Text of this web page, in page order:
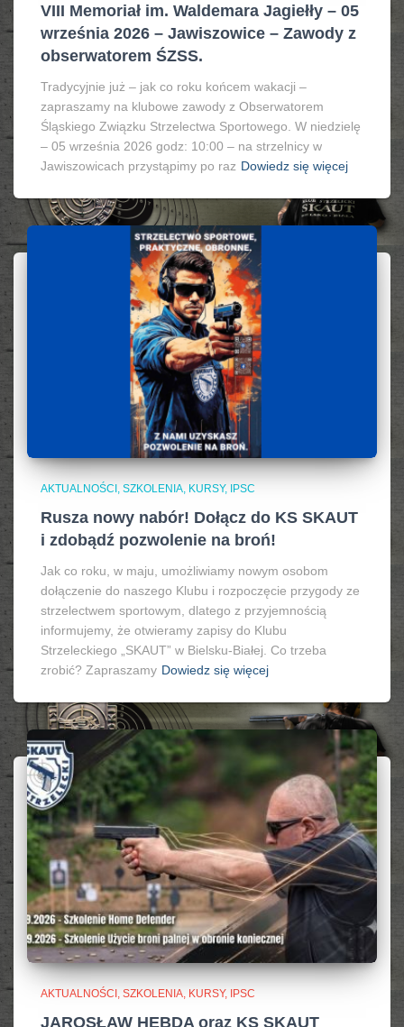
VIII Memoriał im. Waldemara Jagiełły – 05
września 2026 – Jawiszowice – Zawody z
obserwatorem ŚZSS.
Tradycyjnie już – jak co roku końcem wakacji –
zapraszamy na klubowe zawody z Obserwatorem
Śląskiego Związku Strzelectwa Sportowego. W niedzielę
– 05 września 2026 godz: 10:00 – na strzelnicy w
Jawiszowicach przystąpimy po raz Dowiedz się więcej
AKTUALNOŚCI, SZKOLENIA, KURSY, IPSC
Rusza nowy nabór! Dołącz do KS SKAUT
i zdobądź pozwolenie na broń!
Jak co roku, w maju, umożliwiamy nowym osobom
dołączenie do naszego Klubu i rozpoczęcie przygody ze
strzelectwem sportowym, dlatego z przyjemnością
informujemy, że otwieramy zapisy do Klubu
Strzeleckiego „SKAUT” w Bielsku-Białej. Co trzeba
zrobić? Zapraszamy Dowiedz się więcej
AKTUALNOŚCI, SZKOLENIA, KURSY, IPSC
JAROSŁAW HEBDA oraz KS SKAUT